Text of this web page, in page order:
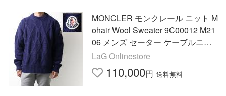
MONCLER モンクレール ニット M
ohair Wool Sweater 9C00012 M21
06 メンズ セーター ケーブルニッ
ト 長袖 ウール×モヘア クルーネッ
ク ロゴパッチ
LaG Onlinestore
110,000円 送料無料